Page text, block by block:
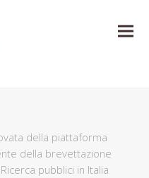
della piattaforma
della brevettazione
pubblici in Italia